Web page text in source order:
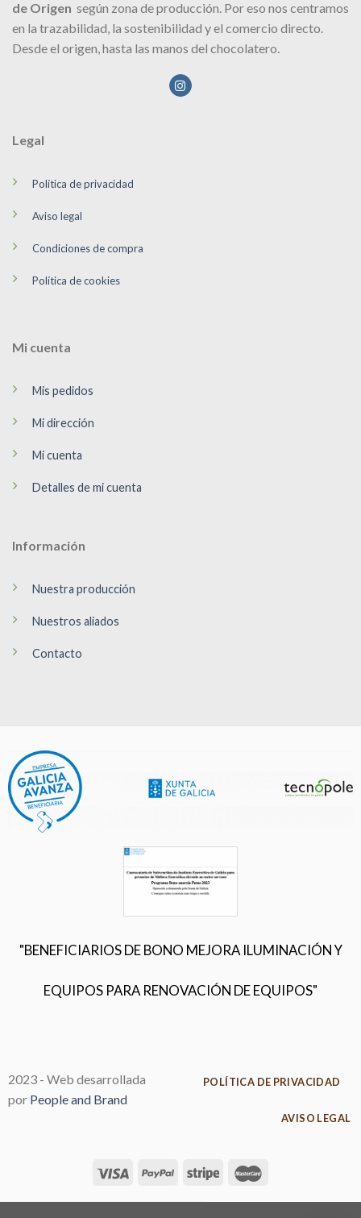
de Origen según zona de producción. Por eso nos centramos
en la trazabilidad, la sostenibilidad y el comercio directo.
Desde el origen, hasta las manos del chocolatero.
Mi cuenta
Mis pedidos
Mi dirección
Mi cuenta
Detalles de mi cuenta
Información
Nuestra producción
Nuestros aliados
Contacto
Legal
Política de privacidad
Aviso legal
Condiciones de compra
Política de cookies
"BENEFICIARIOS DE BONO MEJORA ILUMINACIÓN Y
EQUIPOS PARA RENOVACIÓN DE EQUIPOS"
2023 - Web desarrollada
por People and Brand
POLÍTICA DE PRIVACIDAD
AVISO LEGAL